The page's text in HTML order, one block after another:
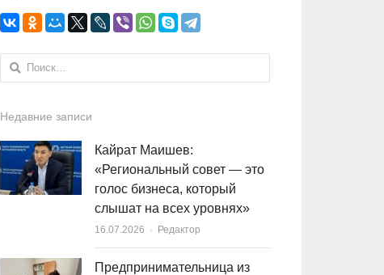
Найти:
Недавние записи
Кайрат Маишев:
«Региональный совет — это
голос бизнеса, который
слышат на всех уровнях»
16.07.2026 Author
Редактор
Предпринимательница из